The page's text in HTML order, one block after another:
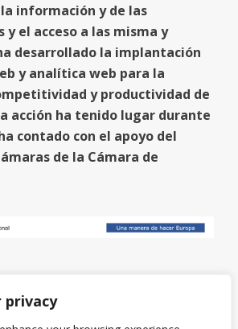
privacy
información y de las
y el acceso a las misma y
desarrollado la implantación
y analítica web para la
y productividad de
acción ha tenido lugar durante
contado con el apoyo del
de la Cámara de